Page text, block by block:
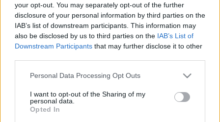
your opt-out. You may separately opt-out of the further
disclosure of your personal information by third parties on the
IAB’s list of downstream participants. This information may
also be disclosed by us to third parties on the IAB’s List of
Downstream Participants that may further disclose it to other
Please note that this website/app uses one or more Google
not limited to your visit or usage behaviour. You may click to
grant or deny consent to Google and its third-party tags to
use your data for below specified purposes in below Google
Personal Data Processing Opt Outs
I want to opt-out of the Sharing of my
personal data.
Opted In
Világszerte ismertek olyan egyházi és világi ünnepek,
melyeknek köze van a nyári napfordulóhoz. Az
északi féltekén élő népek számára a nyár a meleget,
a termés betakarítását és az érést hozza magával. A